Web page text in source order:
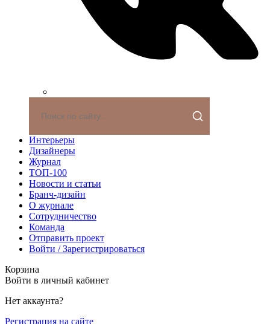
Интерьеры
Дизайнеры
Журнал
ТОП-100
Новости и статьи
Бранч-дизайн
О журнале
Сотрудничество
Команда
Отправить проект
Войти / Зарегистрироваться
Корзина
Войти в личный кабинет
Нет аккаунта?
Регистрация на сайте